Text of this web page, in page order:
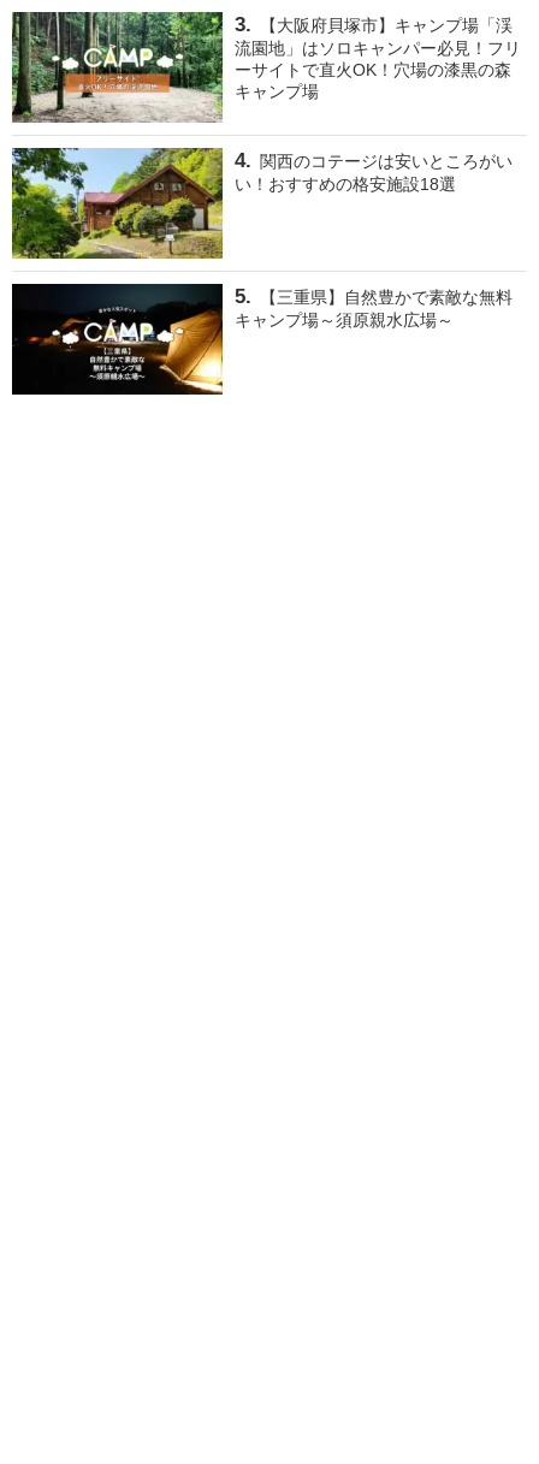
【大阪府貝塚市】キャンプ場「渓
流園地」はソロキャンパー必見！フリ
ーサイトで直火OK！穴場の漆黒の森
キャンプ場
関西のコテージは安いところがい
い！おすすめの格安施設18選
【三重県】自然豊かで素敵な無料
キャンプ場～須原親水広場～